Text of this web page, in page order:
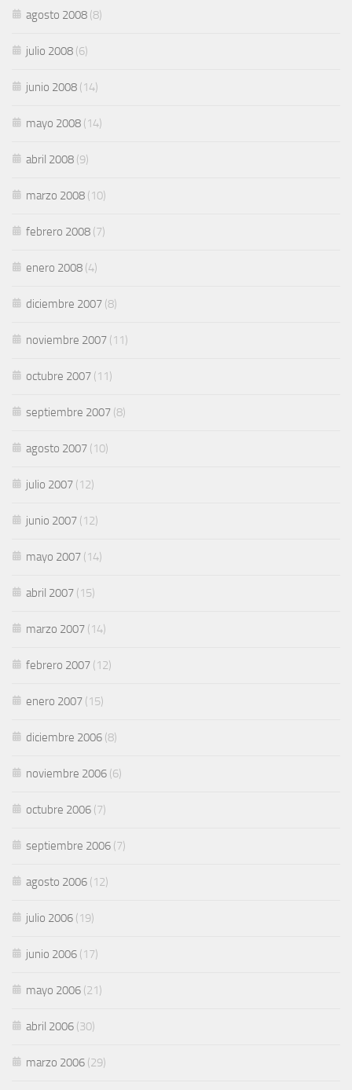
agosto 2008 (8)
julio 2008 (6)
junio 2008 (14)
mayo 2008 (14)
abril 2008 (9)
marzo 2008 (10)
febrero 2008 (7)
enero 2008 (4)
diciembre 2007 (8)
noviembre 2007 (11)
octubre 2007 (11)
septiembre 2007 (8)
agosto 2007 (10)
julio 2007 (12)
junio 2007 (12)
mayo 2007 (14)
abril 2007 (15)
marzo 2007 (14)
febrero 2007 (12)
enero 2007 (15)
diciembre 2006 (8)
noviembre 2006 (6)
octubre 2006 (7)
septiembre 2006 (7)
agosto 2006 (12)
julio 2006 (19)
junio 2006 (17)
mayo 2006 (21)
abril 2006 (30)
marzo 2006 (29)